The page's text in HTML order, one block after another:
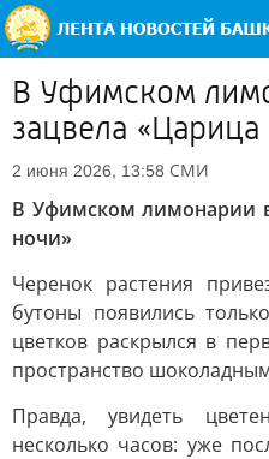
В Уфимском
зацвела «Царица
2 июня 2026, 13:58 СМИ
В Уфимском лимонарии
ночи»
Черенок растения
бутоны появились
цветков раскрылся в
пространство
Правда, увидеть
несколько часов: уже